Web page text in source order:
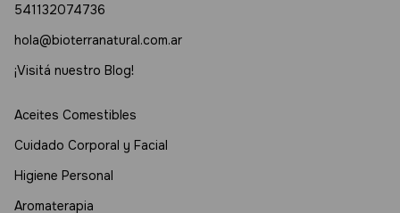
541132074736
hola@bioterranatural.com.ar
¡Visitá nuestro Blog!
Aceites Comestibles
Cuidado Corporal y Facial
Higiene Personal
Aromaterapia